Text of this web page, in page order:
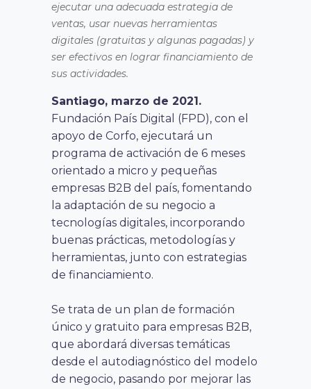
ejecutar una adecuada estrategia de
ventas, usar nuevas herramientas
digitales (gratuitas y algunas pagadas) y
ser efectivos en lograr financiamiento de
sus actividades.
Santiago, marzo de 2021.
Fundación País Digital (FPD), con el
apoyo de Corfo, ejecutará un
programa de activación de 6 meses
orientado a micro y pequeñas
empresas B2B del país, fomentando
la adaptación de su negocio a
tecnologías digitales, incorporando
buenas prácticas, metodologías y
herramientas, junto con estrategias
de financiamiento.
Se trata de un plan de formación
único y gratuito para empresas B2B,
que abordará diversas temáticas
desde el autodiagnóstico del modelo
de negocio, pasando por mejorar las